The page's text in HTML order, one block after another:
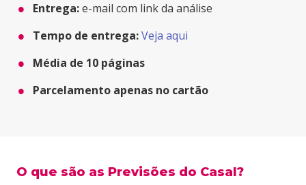
Entrega:e-mail com link da análise
Tempo de entrega:Veja aqui
Média de 10 páginas
Parcelamento apenas no cartão
O que são as Previsões do Casal?